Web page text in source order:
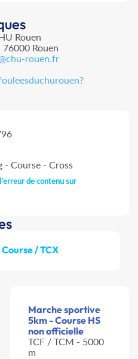
Rouen
Rouen
rouen.fr
Course - Cross
de contenu sur
/ TCX
Marche sportive
5km - Course HS
non officielle
TCF / TCM - 5000
m